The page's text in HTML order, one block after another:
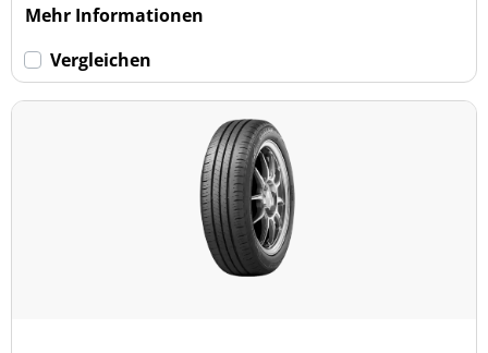
Mehr Informationen
Vergleichen